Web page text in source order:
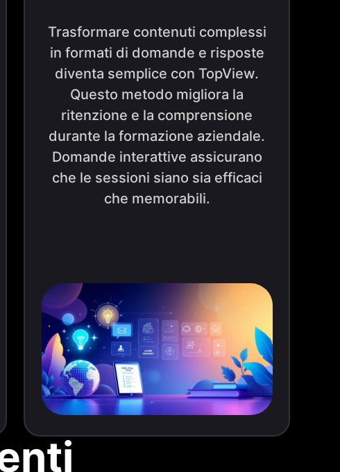
Trasformare contenuti complessi
in formati di domande e risposte
diventa semplice con TopView.
Questo metodo migliora la
ritenzione e la comprensione
durante la formazione aziendale.
Domande interattive assicurano
che le sessioni siano sia efficaci
che memorabili.